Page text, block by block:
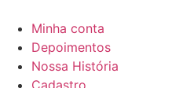
Minha conta
Depoimentos
Nossa História
Cadastro